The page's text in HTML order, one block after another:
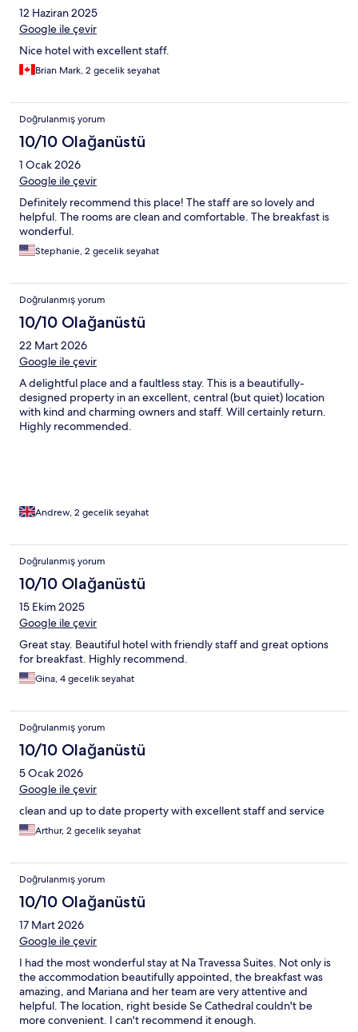
12 Haziran 2025
Google ile çevir
Nice hotel with excellent staff.
Brian Mark, 2 gecelik seyahat
Doğrulanmış yorum
10/10 Olağanüstü
1 Ocak 2026
Google ile çevir
Definitely recommend this place! The staff are so lovely and
helpful. The rooms are clean and comfortable. The breakfast is
wonderful.
Stephanie, 2 gecelik seyahat
Doğrulanmış yorum
10/10 Olağanüstü
22 Mart 2026
Google ile çevir
A delightful place and a faultless stay. This is a beautifully-
designed property in an excellent, central (but quiet) location
with kind and charming owners and staff. Will certainly return.
Highly recommended.
Andrew, 2 gecelik seyahat
Doğrulanmış yorum
10/10 Olağanüstü
15 Ekim 2025
Google ile çevir
Great stay. Beautiful hotel with friendly staff and great options
for breakfast. Highly recommend.
Gina, 4 gecelik seyahat
Doğrulanmış yorum
10/10 Olağanüstü
5 Ocak 2026
Google ile çevir
clean and up to date property with excellent staff and service
Arthur, 2 gecelik seyahat
Doğrulanmış yorum
10/10 Olağanüstü
17 Mart 2026
Google ile çevir
I had the most wonderful stay at Na Travessa Suites. Not only is
the accommodation beautifully appointed, the breakfast was
amazing, and Mariana and her team are very attentive and
helpful. The location, right beside Se Cathedral couldn't be
more convenient. I can't recommend it enough.